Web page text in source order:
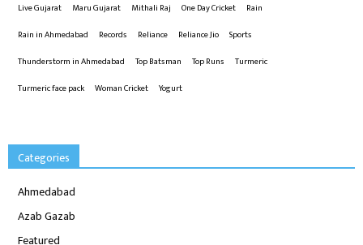
Live Gujarat
Maru Gujarat Mithali Raj One Day Cricket
Rain
Rain in Ahmedabad
Records Reliance Reliance Jio
Sports
Thunderstorm in Ahmedabad
Top Batsman Top Runs
Turmeric
Turmeric face pack
Woman Cricket Yogurt
Categories
Ahmedabad
Azab Gazab
Featured